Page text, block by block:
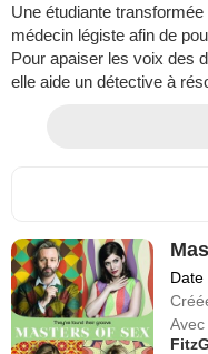
Une étudiante
médecin légiste afin de
Pour apaiser les voix des
elle aide un détective à
Date
Avec